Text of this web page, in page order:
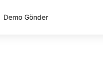
Demo Gönder